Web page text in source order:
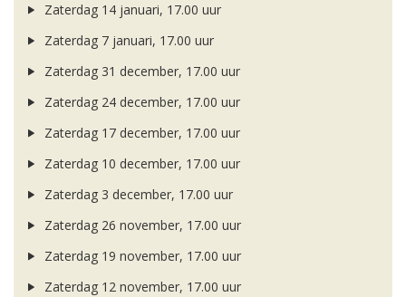
Zaterdag 14 januari, 17.00 uur
Zaterdag 7 januari, 17.00 uur
Zaterdag 31 december, 17.00 uur
Zaterdag 24 december, 17.00 uur
Zaterdag 17 december, 17.00 uur
Zaterdag 10 december, 17.00 uur
Zaterdag 3 december, 17.00 uur
Zaterdag 26 november, 17.00 uur
Zaterdag 19 november, 17.00 uur
Zaterdag 12 november, 17.00 uur